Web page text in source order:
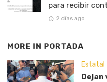
para recibir
2 días ago
MORE IN PORTADA
Estatal
Dejan